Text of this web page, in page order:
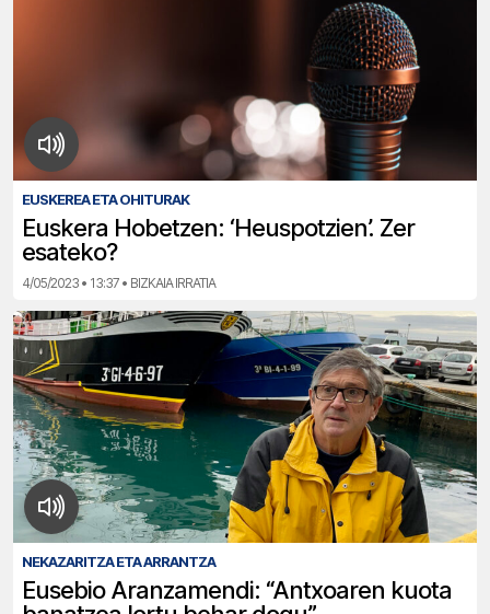
EUSKEREA ETA OHITURAK
Euskera Hobetzen: ‘Heuspotzien’. Zer
esateko?
4/05/2023 • 13:37 • BIZKAIA IRRATIA
NEKAZARITZA ETA ARRANTZA
Eusebio Aranzamendi: “Antxoaren kuota